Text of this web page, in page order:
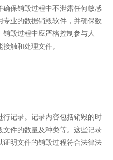
保销毁过程中不泄露任何敏感
业的数据销毁软件，并确保数
毁过程中应严格控制参与人
触和处理文件。
记录。记录内容包括销毁的时
件的数量及种类等。这些记录
明文件的销毁过程符合法律法